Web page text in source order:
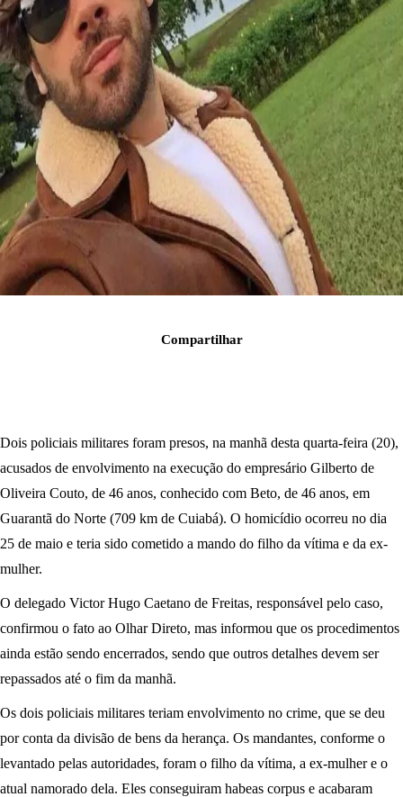
Compartilhar
Dois policiais militares foram presos, na manhã desta quarta-feira (20),
acusados de envolvimento na execução do empresário Gilberto de
Oliveira Couto, de 46 anos, conhecido com Beto, de 46 anos, em
Guarantã do Norte (709 km de Cuiabá). O homicídio ocorreu no dia
25 de maio e teria sido cometido a mando do filho da vítima e da ex-
mulher.
O delegado Victor Hugo Caetano de Freitas, responsável pelo caso,
confirmou o fato ao Olhar Direto, mas informou que os procedimentos
ainda estão sendo encerrados, sendo que outros detalhes devem ser
repassados até o fim da manhã.
Os dois policiais militares teriam envolvimento no crime, que se deu
por conta da divisão de bens da herança. Os mandantes, conforme o
levantado pelas autoridades, foram o filho da vítima, a ex-mulher e o
atual namorado dela. Eles conseguiram habeas corpus e acabaram